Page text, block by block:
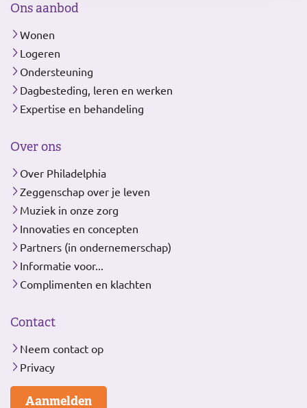
Ons aanbod
Wonen
Logeren
Ondersteuning
Dagbesteding, leren en werken
Expertise en behandeling
Over ons
Over Philadelphia
Zeggenschap over je leven
Muziek in onze zorg
Innovaties en concepten
Partners (in ondernemerschap)
Informatie voor...
Complimenten en klachten
Contact
Neem contact op
Privacy
Aanmelden